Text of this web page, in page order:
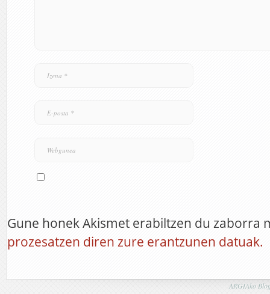
Gune honek Akismet erabiltzen du zaborra
prozesatzen diren zure erantzunen datuak.
ARGIAko